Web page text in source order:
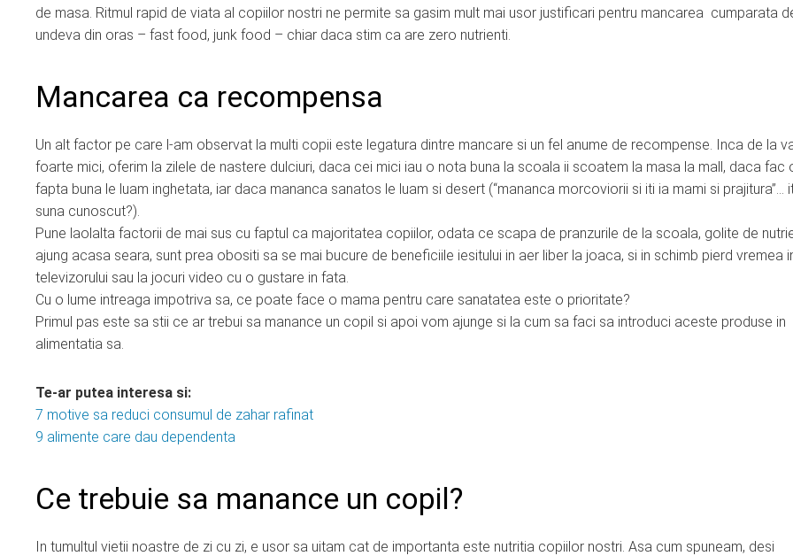
de masa. Ritmul rapid de viata al copiilor nostri ne permite sa gasim mult mai usor justificari pentru mancarea cumparata
undeva din oras – fast food, junk food – chiar daca stim ca are zero nutrienti.
Mancarea ca recompensa
Un alt factor pe care l-am observat la multi copii este legatura dintre mancare si un fel anume de recompense. Inca de la
foarte mici, oferim la zilele de nastere dulciuri, daca cei mici iau o nota buna la scoala ii scoatem la masa la mall, daca fac
fapta buna le luam inghetata, iar daca mananca sanatos le luam si desert (“mananca morcoviorii si iti ia mami si prajitura”…
suna cunoscut?).
Pune laolalta factorii de mai sus cu faptul ca majoritatea copiilor, odata ce scapa de pranzurile de la scoala, golite de
ajung acasa seara, sunt prea obositi sa se mai bucure de beneficiile iesitului in aer liber la joaca, si in schimb pierd vremea
televizorului sau la jocuri video cu o gustare in fata.
Cu o lume intreaga impotriva sa, ce poate face o mama pentru care sanatatea este o prioritate?
Primul pas este sa stii ce ar trebui sa manance un copil si apoi vom ajunge si la cum sa faci sa introduci aceste produse in
alimentatia sa.
Te-ar putea interesa si:
7 motive sa reduci consumul de zahar rafinat
9 alimente care dau dependenta
Ce trebuie sa manance un copil?
In tumultul vietii noastre de zi cu zi, e usor sa uitam cat de importanta este nutritia copiilor nostri. Asa cum spuneam, desi